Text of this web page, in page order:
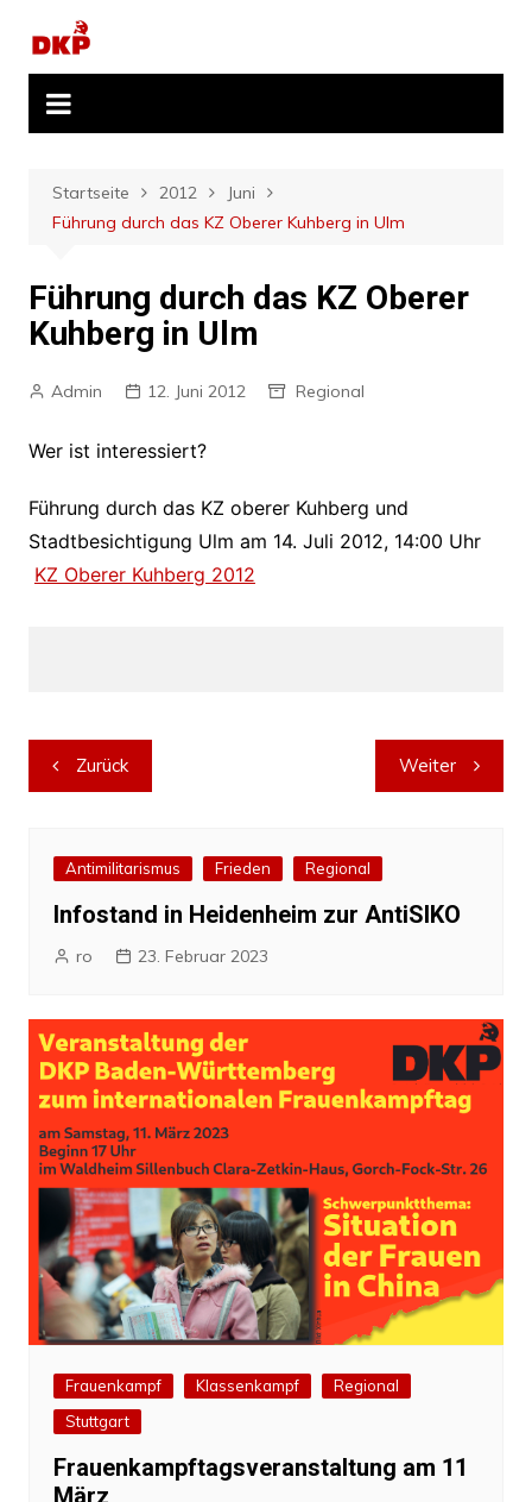
Inhalt
springen
Startseite 2012
Juni
Führung durch das KZ Oberer Kuhberg in Ulm
Führung durch das KZ Oberer
Kuhberg in Ulm
Admin 12. Juni 2012 Regional
Wer ist interessiert?
Führung durch das KZ oberer Kuhberg und
Stadtbesichtigung Ulm am 14. Juli 2012, 14:00 Uhr
KZ Oberer Kuhberg 2012
Beitragsnavigation
Zurück Weiter
Antimilitarismus Frieden Regional
Infostand in Heidenheim zur AntiSIKO
ro 23. Februar 2023
Frauenkampf Klassenkampf
Regional
Stuttgart
Frauenkampftagsveranstaltung am 11